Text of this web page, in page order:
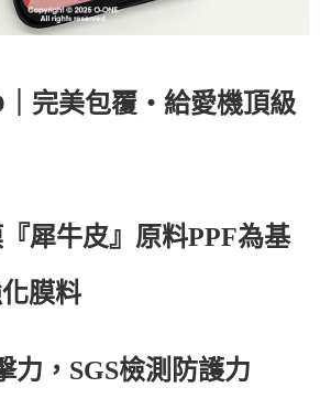
｜完美包覆・給愛機頂級
犀牛皮』原料PPF為基
膜料
力，SGS檢測防護力